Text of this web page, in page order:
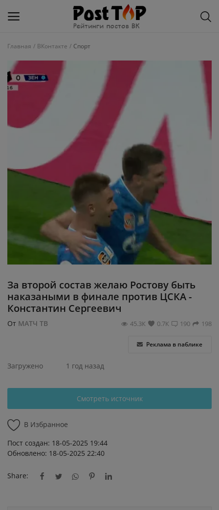
ВКонтакте
Избранное
О рейтинге
Статьи, обзоры
Регистрация
Главная ВКонтакте Спорт
За второй состав желаю Ростову быть
наказаными в финале против ЦСКА -
Константин Сергеевич
От МАТЧ ТВ 198
190
0.7К
45.3К
Реклама в паблике
Загружено 1 год назад
Смотреть источник
В Избранное
Пост создан: 18-05-2025 19:44
Обновлено: 18-05-2025 22:40
Share: